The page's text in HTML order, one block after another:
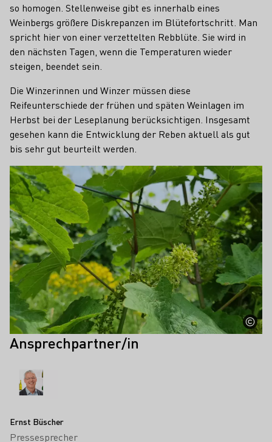
so homogen. Stellenweise gibt es innerhalb eines
Weinbergs größere Diskrepanzen im Blütefortschritt. Man
spricht hier von einer verzettelten Rebblüte. Sie wird in
den nächsten Tagen, wenn die Temperaturen wieder
steigen, beendet sein.
Die Winzerinnen und Winzer müssen diese
Reifeunterschiede der frühen und späten Weinlagen im
Herbst bei der Leseplanung berücksichtigen. Insgesamt
gesehen kann die Entwicklung der Reben aktuell als gut
bis sehr gut beurteilt werden.
Ansprechpartner/in
Ernst Büscher
Pressesprecher